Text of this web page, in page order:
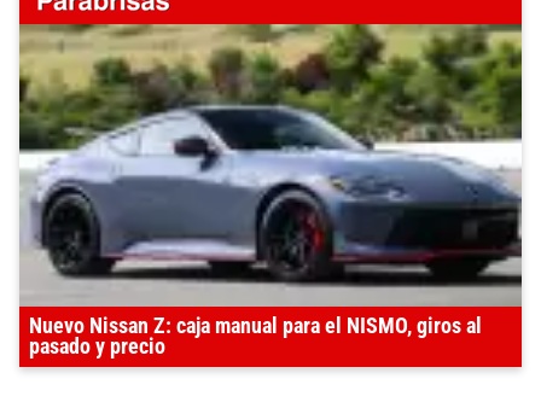
Nuevo Nissan Z: caja manual para el NISMO, giros al
pasado y precio